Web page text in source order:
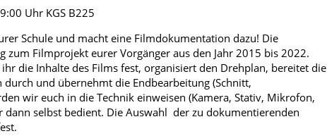
KGS B225
Schule und macht eine Filmdokumentation dazu! Die
Filmprojekt eurer Vorgänger aus den Jahr 2015 bis 2022.
die Inhalte des Films fest, organisiert den Drehplan, bereitet die
und übernehmt die Endbearbeitung (Schnitt,
wir euch in die Technik einweisen (Kamera, Stativ, Mikrofon,
selbst bedient. Die Auswahl der zu dokumentierenden